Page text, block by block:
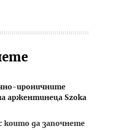
ироничните
аржентинеца Szoka
които да започнете